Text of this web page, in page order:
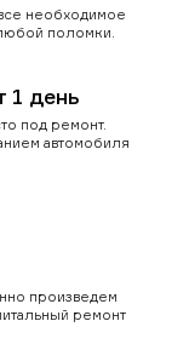
необходимое
поломки.
1 день
под ремонт.
автомобиля
произведем
ремонт